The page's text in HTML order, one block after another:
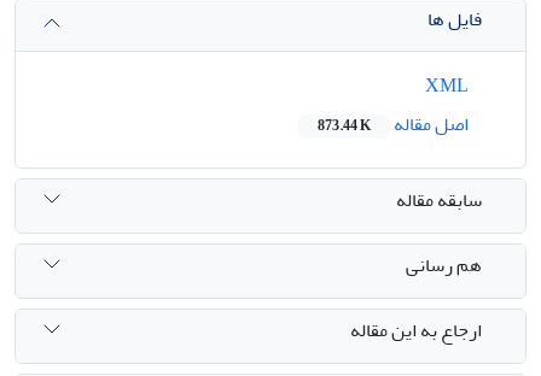
فایل ها
اصل مقاله
873.44 K
سابقه مقاله
هم رسانی
ارجاع به این مقاله